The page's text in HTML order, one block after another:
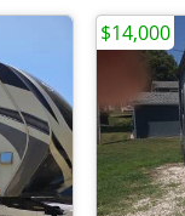
$14,000